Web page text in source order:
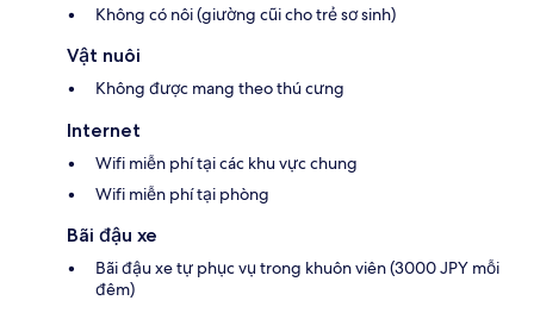
Không có nôi (giường cũi cho trẻ sơ sinh)
Vật nuôi
Không được mang theo thú cưng
Internet
Wifi miễn phí tại các khu vực chung
Wifi miễn phí tại phòng
Bãi đậu xe
Bãi đậu xe tự phục vụ trong khuôn viên (3000 JPY mỗi
đêm)